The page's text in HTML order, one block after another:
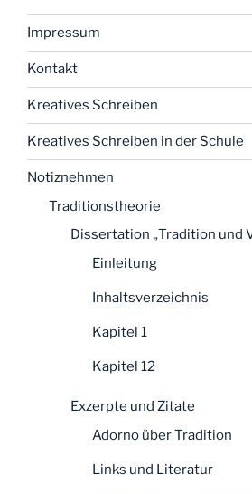
Impressum
Kontakt
Kreatives Schreiben
Kreatives Schreiben in der Schule
Notiznehmen
Traditionstheorie
Dissertation „Tradition und
Einleitung
Inhaltsverzeichnis
Kapitel 1
Kapitel 12
Exzerpte und Zitate
Adorno über Tradition
Links und Literatur